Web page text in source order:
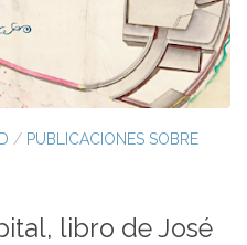
/ PUBLICACIONES SOBRE
libro de José